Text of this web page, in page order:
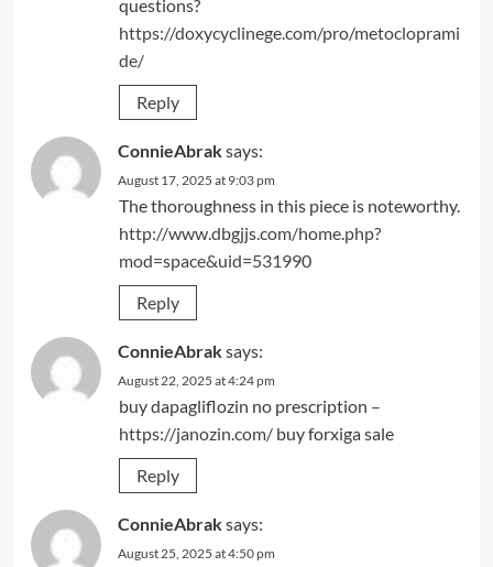
questions?
https://doxycyclinege.com/pro/metocloprami
de/
Reply
ConnieAbraksays:
August 17, 2025 at 9:03 pm
The thoroughness in this piece is noteworthy.
http://www.dbgjjs.com/home.php?
mod=space&uid=531990
Reply
ConnieAbraksays:
August 22, 2025 at 4:24 pm
buy dapagliflozin no prescription –
https://janozin.com/buy forxiga sale
Reply
ConnieAbraksays:
August 25, 2025 at 4:50 pm